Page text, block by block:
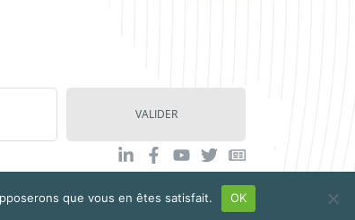
VALIDER
que vous en êtes satisfait. OK